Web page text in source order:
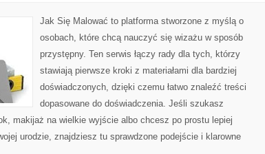
Jak Się Malować to platforma stworzone z myślą o
osobach, które chcą nauczyć się wizażu w sposób
przystępny. Ten serwis łączy rady dla tych, którzy
stawiają pierwsze kroki z materiałami dla bardziej
doświadczonych, dzięki czemu łatwo znaleźć treści
dopasowane do doświadczenia. Jeśli szukasz
makijaż na wielkie wyjście albo chcesz po prostu lepiej
urodzie, znajdziesz tu sprawdzone podejście i klarowne